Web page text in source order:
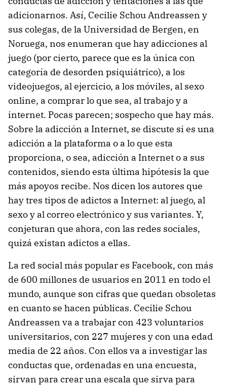
adicionarnos. Así, Cecilie Schou Andreassen y
sus colegas, de la Universidad de Bergen, en
Noruega, nos enumeran que hay adicciones al
juego (por cierto, parece que es la única con
categoría de desorden psiquiátrico), a los
videojuegos, al ejercicio, a los móviles, al sexo
online, a comprar lo que sea, al trabajo y a
internet. Pocas parecen; sospecho que hay más.
Sobre la adicción a Internet, se discute si es una
adicción a la plataforma o a lo que esta
proporciona, o sea, adicción a Internet o a sus
contenidos, siendo esta última hipótesis la que
más apoyos recibe. Nos dicen los autores que
hay tres tipos de adictos a Internet: al juego, al
sexo y al correo electrónico y sus variantes. Y,
conjeturan que ahora, con las redes sociales,
quizá existan adictos a ellas.
La red social más popular es Facebook, con más
de 600 millones de usuarios en 2011 en todo el
mundo, aunque son cifras que quedan obsoletas
en cuanto se hacen públicas. Cecilie Schou
Andreassen va a trabajar con 423 voluntarios
universitarios, con 227 mujeres y con una edad
media de 22 años. Con ellos va a investigar las
conductas que, ordenadas en una encuesta,
sirvan para crear una escala que sirva para